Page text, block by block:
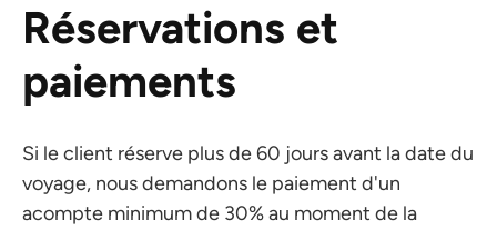
Réservations et
paiements
Si le client réserve plus de 60 jours avant la date du
voyage, nous demandons le paiement d'un
acompte minimum de 30% au moment de la